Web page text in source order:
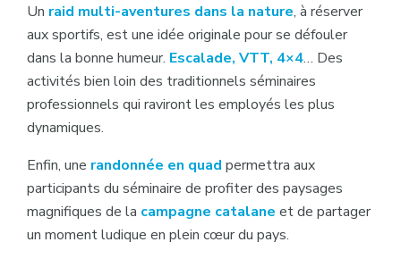
Un raid multi-aventures dans la nature, à réserver
aux sportifs, est une idée originale pour se défouler
dans la bonne humeur. Escalade, VTT, 4×4… Des
activités bien loin des traditionnels séminaires
professionnels qui raviront les employés les plus
dynamiques.
Enfin, une randonnée en quad permettra aux
participants du séminaire de profiter des paysages
magnifiques de la campagne catalane et de partager
un moment ludique en plein cœur du pays.